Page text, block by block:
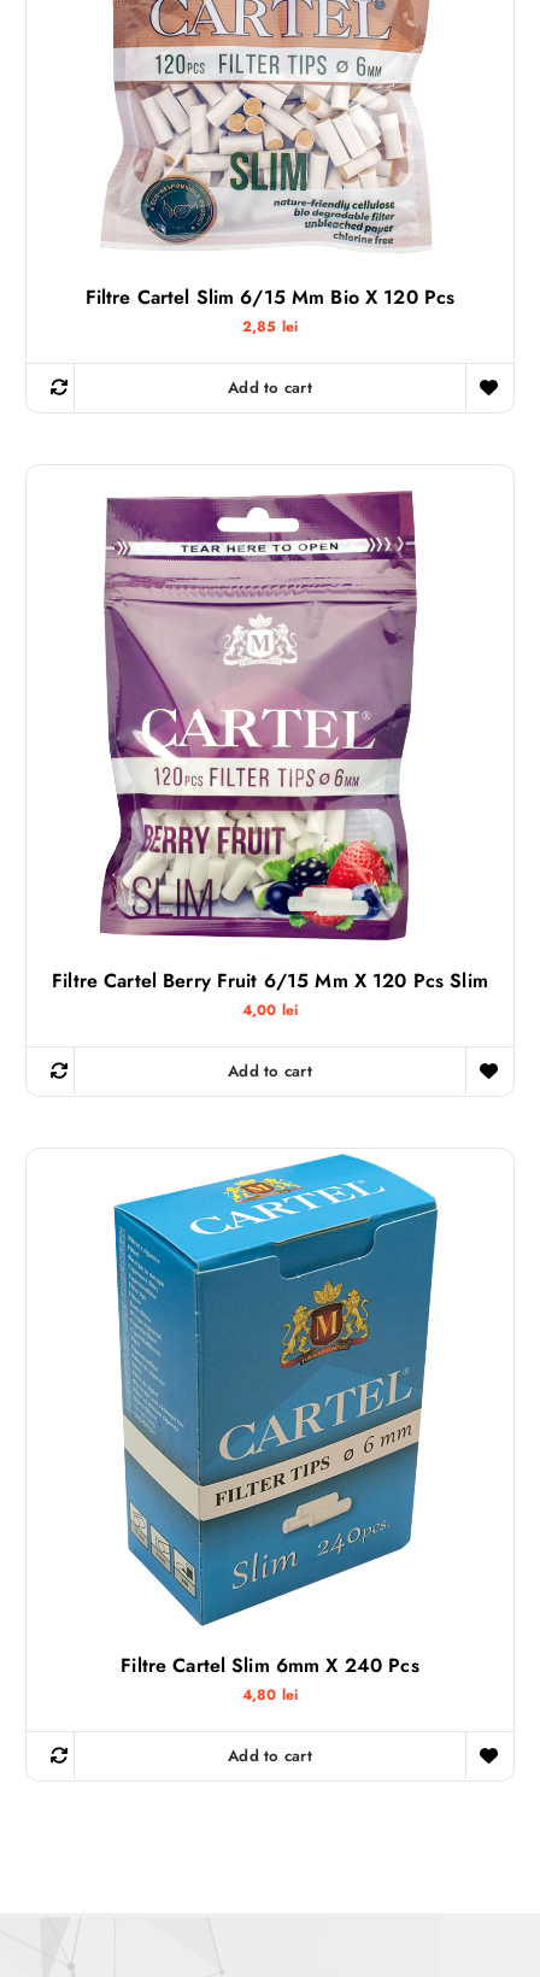
Filtre Cartel Slim 6/15 Mm Bio X 120 Pcs
2,85 lei
Add to cart
Filtre Cartel Berry Fruit 6/15 Mm X 120 Pcs Slim
4,00 lei
Add to cart
Filtre Cartel Slim 6mm X 240 Pcs
4,80 lei
Add to cart